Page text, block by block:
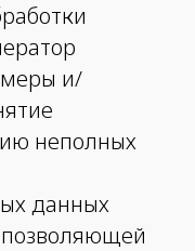
и/
неполных
данных